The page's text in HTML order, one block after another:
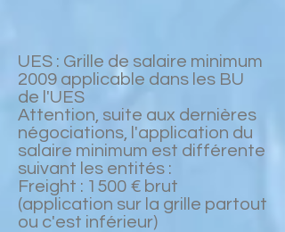
UES : Grille de salaire minimum
2009 applicable dans les BU
de l'UES
Attention, suite aux dernières
négociations, l'application du
salaire minimum est différente
suivant les entités :
Freight : 1500 € brut
(application sur la grille partout
ou c'est inférieur)